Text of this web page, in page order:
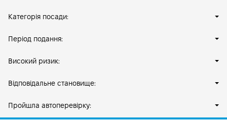
Категорія посади:
Період подання:
Високий ризик:
Відповідальне становище:
Пройшла автоперевірку: